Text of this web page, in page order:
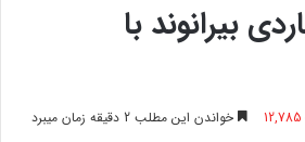
۷ میلیاردی بیرانوند با
12,785 خواندن این مطلب 2 دقیقه زمان میبرد